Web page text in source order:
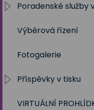
Poradenské služby
Výchovný a
Metodik
Školní psycholog
Sociální
Výběrová řízení
Fotogalerie
Příspěvky v tisku
Školní rok 2023 -
VIRTUÁLNÍ